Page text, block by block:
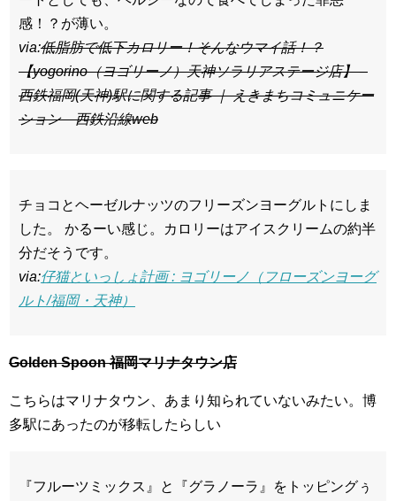
感！？が薄い。
via:低脂肪で低下カロリー！そんなウマイ話！？
【yogorino（ヨゴリーノ）天神ソラリアステージ店】 –
西鉄福岡(天神)駅に関する記事 ｜ えきまちコミュニケー
ション 西鉄沿線web
チョコとヘーゼルナッツのフリーズンヨーグルトにしま
した。 かるーい感じ。カロリーはアイスクリームの約半
分だそうです。
via:仔猫といっしょ計画 : ヨゴリーノ（フローズンヨーグ
ルト/福岡・天神）
Golden Spoon 福岡マリナタウン店
こちらはマリナタウン、あまり知られていないみたい。博
多駅にあったのが移転したらしい
『フルーツミックス』と『グラノーラ』をトッピングぅ